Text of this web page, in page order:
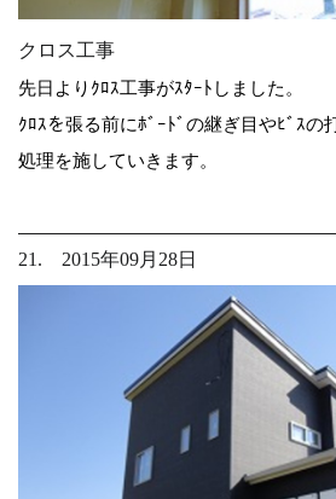
クロス工事
先日よりｸﾛｽ工事がｽﾀｰﾄしました。
ｸﾛｽを張る前にﾎﾞｰﾄﾞの継ぎ目やﾋﾞｽの
処理を施していきます。
21. 2015年09月28日